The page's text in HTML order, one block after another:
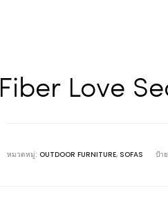
Fiber Love
หมวดหมู่: OUTDOOR FURNITURE, SOFAS ป้า